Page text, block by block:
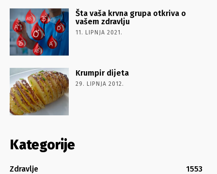
Šta vaša krvna grupa otkriva o
vašem zdravlju
11. LIPNJA 2021.
Krumpir dijeta
29. LIPNJA 2012.
Kategorije
Zdravlje
1553